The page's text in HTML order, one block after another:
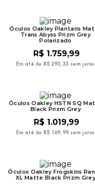
Óculos Oakley Plantaris
Trans Abyss Prizm Grey
Polarizado
R$ 1 .759,99
Em até 6x R$ 293, 33 sem juros
Óculos Oakley HSTN SQ
Black Prizm Grey
R$ 1.019,99
Em até 6x R$ 169, 99 sem juros
Óculos Oakley Frogskins
XL Matte Black Prizm Grey